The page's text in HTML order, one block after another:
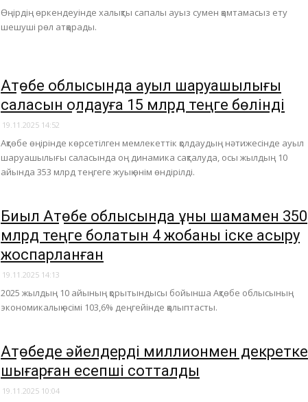
Өңірдің өркендеуінде халықты сапалы ауыз сумен қамтамасыз ету
шешуші рөл атқарады.
Ақтөбе облысында ауыл шаруашылығы
саласын қолдауға 15 млрд теңге бөлінді
19.11.2025 14:52
Ақтөбе өңірінде көрсетілген мемлекеттік қолдаудың нәтижесінде ауыл
шаруашылығы саласында оң динамика сақталуда, осы жылдың 10
айында 353 млрд теңгеге жуық өнім өндірілді.
Биыл Ақтөбе облысында құны шамамен 350
млрд теңге болатын 4 жобаны іске асыру
жоспарланған
19.11.2025 14:13
2025 жылдың 10 айының қорытындысы бойынша Ақтөбе облысының
экономикалық өсімі 103,6% деңгейінде қалыптасты.
Ақтөбеде әйелдерді миллионмен декретке
шығарған есепші сотталды
19.11.2025 10:04